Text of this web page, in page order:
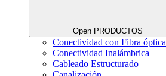
Open PRODUCTOS
Conectividad con Fibra óptica
Conectividad Inalámbrica
Cableado Estructurado